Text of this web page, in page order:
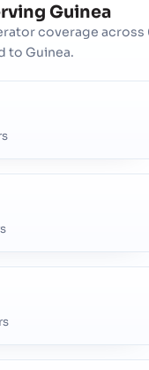
Guinea
coverage across
to Guinea.